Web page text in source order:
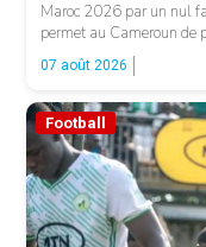
Maroc 2026 par un nul
permet au Cameroun de
les choses sérieuses.
contrôle des opérations […]
07 août 2026
Football